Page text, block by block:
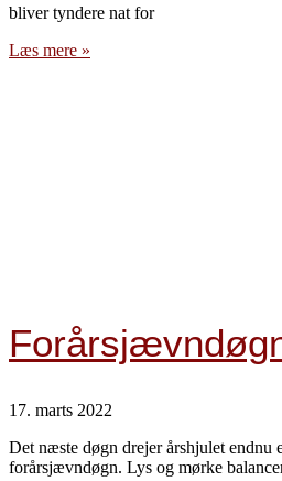
bliver tyndere nat for
Læs mere »
17. marts 2022
Det næste døgn drejer årshjulet endnu
forårsjævndøgn. Lys og mørke